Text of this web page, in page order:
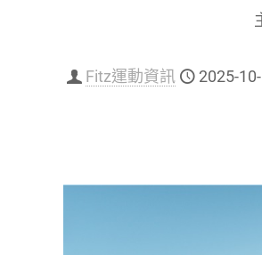
Fitz運動資訊 2025-